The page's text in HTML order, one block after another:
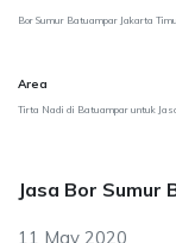
Bor Sumur Batuampar Jakarta
Area
Tirta Nadi di Batuampar untuk
Jasa Bor Sumur
11 May 2020